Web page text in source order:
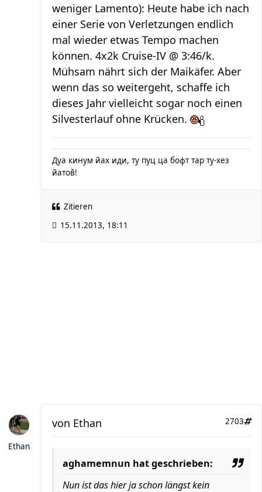
weniger Lamento): Heute habe ich nach
einer Serie von Verletzungen endlich
mal wieder etwas Tempo machen
können. 4x2k Cruise-IV @ 3:46/k.
Mühsam nährt sich der Maikäfer. Aber
wenn das so weitergeht, schaffe ich
dieses Jahr vielleicht sogar noch einen
Silvesterlauf ohne Krücken.
Дуа кинум йах иди, ту пуц ца бофт тар ту-хез
йатов̌!
Zitieren
15.11.2013, 18:11
Ethan
2703
von Ethan
aghamemnun hat geschrieben:
Nun ist das hier ja schon längst kein